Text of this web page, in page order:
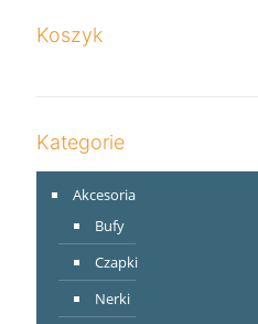
Koszyk
Kategorie
Akcesoria
Bufy
Czapki
Nerki